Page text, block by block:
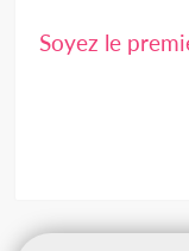
Soyez le